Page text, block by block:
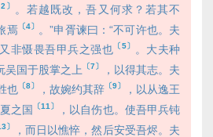
2〕
。若越既改，吾又何求？若其不
焉 〔4〕
。”申胥谏曰：“不可许也。夫
非慑畏吾甲兵之强也 〔5〕
。大夫种
吴国于股掌之上 〔7〕
，以得其志。夫
也 〔8〕 ，故婉约其辞 〔9〕
，以从逸王
之国 〔11〕
，以自伤也。使吾甲兵钝
〕
，而日以憔悴，然后安受吾烬。夫